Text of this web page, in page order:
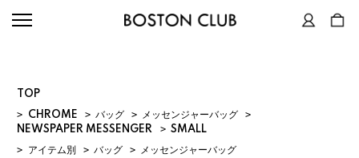
TOP
> CHROME > バッグ > メッセンジャーバッグ
>
NEWSPAPER MESSENGER
> SMALL
> アイテム別 > バッグ > メッセンジャーバッグ